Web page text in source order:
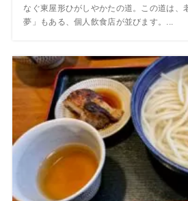
なぐ東屋形ひがしやかたの道。この道は、
夢」もある、個人飲食店が並びます。...